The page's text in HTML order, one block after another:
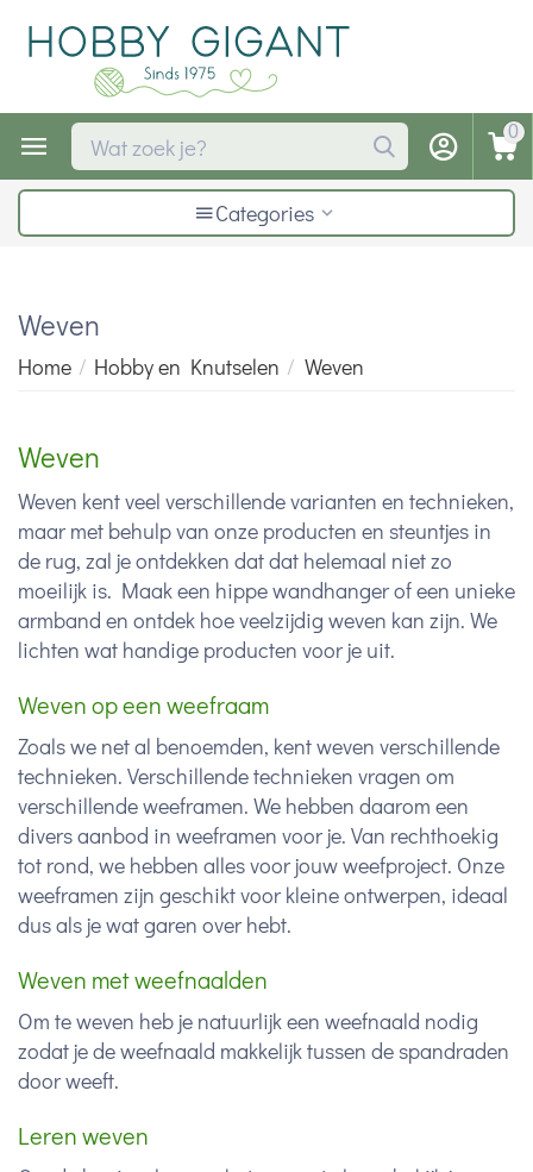
0
Categories
Weven
Home / Hobby en Knutselen / Weven
Weven
Weven kent veel verschillende varianten en technieken,
maar met behulp van onze producten en steuntjes in
de rug, zal je ontdekken dat dat helemaal niet zo
moeilijk is. Maak een hippe wandhanger of een unieke
armband en ontdek hoe veelzijdig weven kan zijn. We
lichten wat handige producten voor je uit.
Weven op een weefraam
Zoals we net al benoemden, kent weven verschillende
technieken. Verschillende technieken vragen om
verschillende weeframen. We hebben daarom een
divers aanbod in weeframen voor je. Van rechthoekig
tot rond, we hebben alles voor jouw weefproject. Onze
weeframen zijn geschikt voor kleine ontwerpen, ideaal
dus als je wat garen over hebt.
Weven met weefnaalden
Om te weven heb je natuurlijk een weefnaald nodig
zodat je de weefnaald makkelijk tussen de spandraden
door weeft.
Leren weven